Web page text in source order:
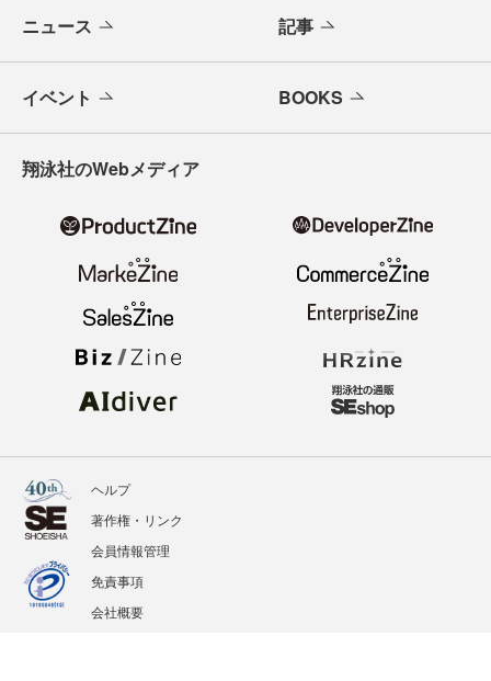
ニュース 記事
イベント BOOKS
翔泳社のWebメディア
ヘルプ
著作権・リンク
会員情報管理
免責事項
会社概要